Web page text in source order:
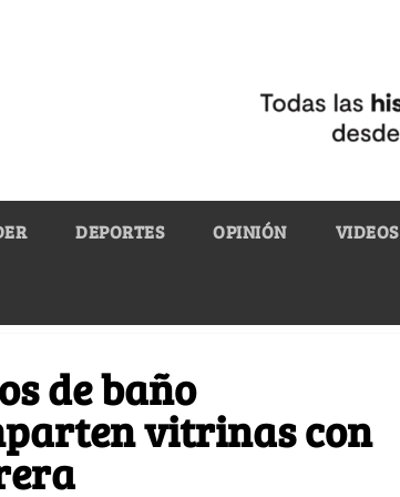
DEPORTES OPINIÓN VIDEOS
de baño
vitrinas con